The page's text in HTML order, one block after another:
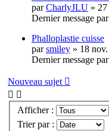
parCharlyJLU »
Dernier message par
Phalloplastie cuisse
parsmiley » 18
Dernier message par
Nouveau sujet
Afficher :
Trier par :